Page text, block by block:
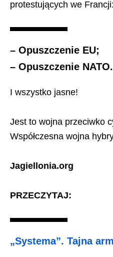
protestujących we Francji:
– Opuszczenie EU;
– Opuszczenie NATO.
I wszystko jasne!
Jest to wojna przeciwko
Współczesna wojna
Jagiellonia.org
PRZECZYTAJ:
„Systema”. Tajna